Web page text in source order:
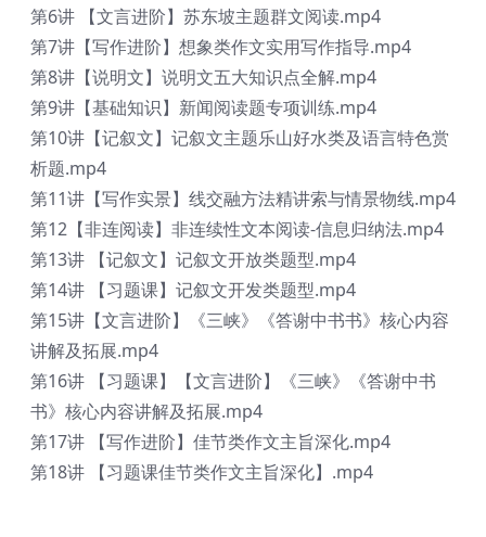
第6讲 【文言进阶】苏东坡主题群文阅读.mp4
第7讲【写作进阶】想象类作文实用写作指导.mp4
第8讲【说明文】说明文五大知识点全解.mp4
第9讲【基础知识】新闻阅读题专项训练.mp4
第10讲【记叙文】记叙文主题乐山好水类及语言特色赏
析题.mp4
第11讲【写作实景】线交融方法精讲索与情景物线.mp4
第12【非连阅读】非连续性文本阅读-信息归纳法.mp4
第13讲 【记叙文】记叙文开放类题型.mp4
第14讲 【习题课】记叙文开发类题型.mp4
第15讲【文言进阶】《三峡》《答谢中书书》核心内容
讲解及拓展.mp4
第16讲 【习题课】【文言进阶】《三峡》《答谢中书
书》核心内容讲解及拓展.mp4
第17讲 【写作进阶】佳节类作文主旨深化.mp4
第18讲 【习题课佳节类作文主旨深化】.mp4